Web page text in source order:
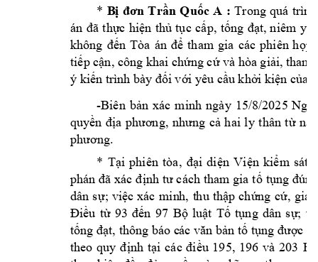
* Bị đơn Trần Quốc A : Trong quá
án đã thực hiện thủ tục cấp, tống đạt, niêm
không đến Tòa án để tham gia các phiên họp
tiếp cận, công khai chứng cứ và hòa giải, tham
ý kiến trình bày đối với yêu cầu khởi kiện của
-Biên bản xác minh ngày 15/8/2025
quyền địa phương, nhưng cả hai ly thân từ
phương.
* Tại phiên tòa, đại diện Viện kiểm sát
phán đã xác định tư cách tham gia tố tụng
dân sự; việc xác minh, thu thập chứng cứ, g
Điều từ 93 đến 97 Bộ luật Tố tụng dân sự;
tống đạt, thông báo các văn bản tố tụng được
theo quy định tại các điều 195, 196 và 203 B